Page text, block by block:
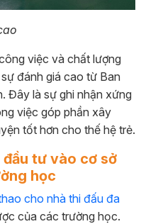
việc và chất lượng
đánh giá cao từ Ban
Đây là sự ghi nhận xứng
việc góp phần xây
tốt hơn cho thế hệ trẻ.
tư vào cơ sở
học
cho nhà thi đấu đa
của các trường học.